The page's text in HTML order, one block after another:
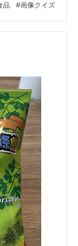
り、関東発祥の
がある。 葛粉と
ルッとした和
く違う
…
品 #画像クイズ